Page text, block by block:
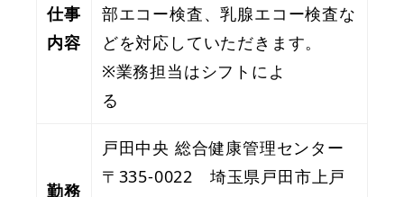
仕事
内容
部エコー検査、乳腺エコー検査な
どを対応していただきます。
※業務担当はシフトによ
る
勤務
戸田中央 総合健康管理センター
〒335-0022 埼玉県戸田市上戸